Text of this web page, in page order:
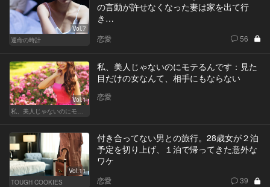
Vol.7
運命の時計
の言動が許せなくなった妻は家を出て行
き…
恋愛 56
Vol.1
私、美人じゃないのにモテるんです。
私、美人じゃないのにモテるんです：見た
目だけの女なんて、相手にもならない
恋愛
Vol.11
TOUGH COOKIES
付き合ってない男との旅行。28歳女が２泊
予定を切り上げ、１泊で帰ってきた意外な
ワケ
恋愛 39